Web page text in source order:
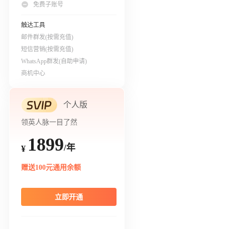
免费子账号
触达工具
邮件群发(按需充值)
短信营销(按需充值)
WhatsApp群发(自助申请)
商机中心
个人版
领英人脉一目了然
¥ 1899/年
赠送100元通用余额
立即开通